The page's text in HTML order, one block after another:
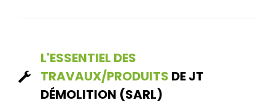
L'ESSENTIEL DES
TRAVAUX/PRODUITS DE JT
DÉMOLITION (SARL)